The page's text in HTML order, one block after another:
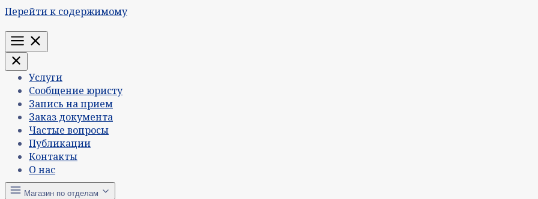
Перейти к содержимому
Меню
Услуги
Сообщение юристу
Запись на прием
Заказ документа
Частые вопросы
Публикации
Контакты
О нас
Магазин по отделам